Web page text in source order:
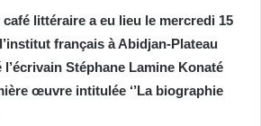
littéraire a eu lieu le mercredi 15
français à Abidjan-Plateau
Stéphane Lamine Konaté
œuvre intitulée ‘’La biographie